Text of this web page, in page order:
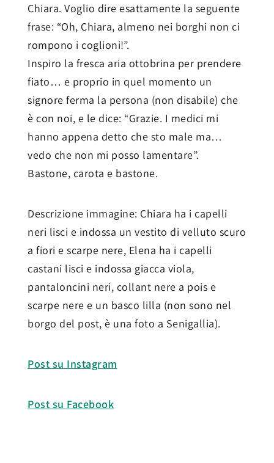
Chiara. Voglio dire esattamente la seguente
frase: “Oh, Chiara, almeno nei borghi non ci
rompono i coglioni!”.
Inspiro la fresca aria ottobrina per prendere
fiato… e proprio in quel momento un
signore ferma la persona (non disabile) che
è con noi, e le dice: “Grazie. I medici mi
hanno appena detto che sto male ma…
vedo che non mi posso lamentare”.
Bastone, carota e bastone.
Descrizione immagine: Chiara ha i capelli
neri lisci e indossa un vestito di velluto scuro
a fiori e scarpe nere, Elena ha i capelli
castani lisci e indossa giacca viola,
pantaloncini neri, collant nere a pois e
scarpe nere e un basco lilla (non sono nel
borgo del post, è una foto a Senigallia).
Post su Instagram
Post su Facebook